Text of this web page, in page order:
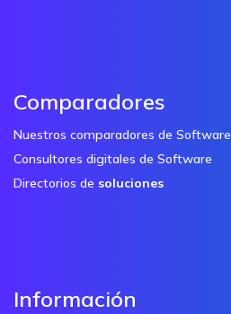
Comparadores
Nuestros comparadores de Software
Consultores digitales de Software
Directorios de soluciones
Información